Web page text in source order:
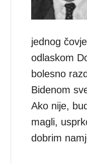
jednog
odlaskom
bolesno
Bidenom
Ako nije,
magli,
dobrim